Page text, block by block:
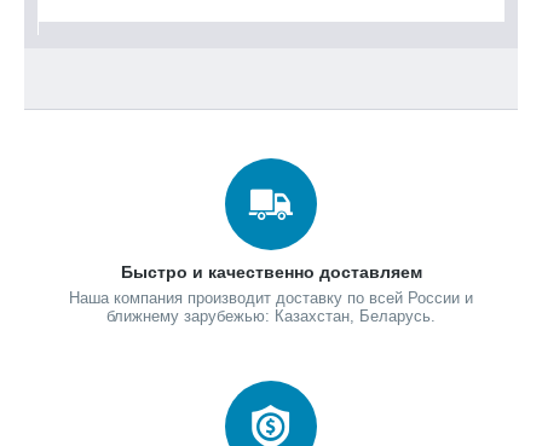
Быстро и качественно доставляем
Наша компания производит доставку по всей России и
ближнему зарубежью: Казахстан, Беларусь.